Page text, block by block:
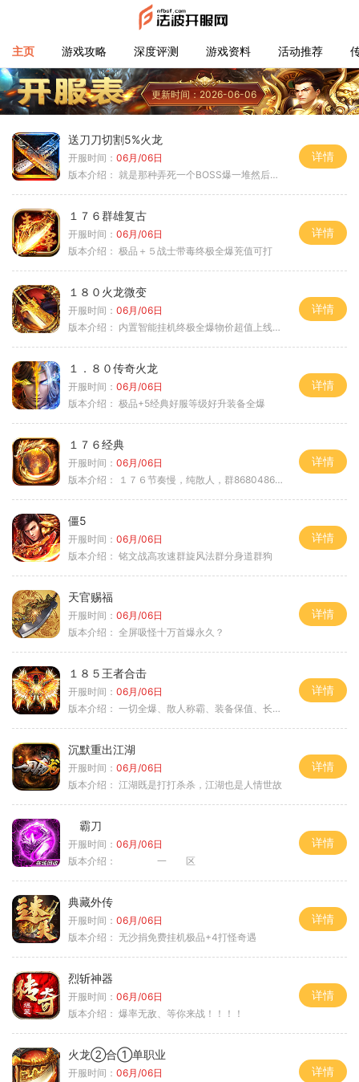
主页 游戏攻略 深度评测 游戏资料 活动推荐
更新时间：2026-06-06
送刀刀切割5%火龙
开服时间： 06月/06日
版本介绍： 就是那种弄死一个BOSS爆一堆然后就起飞
详情
１７６群雄复古
开服时间： 06月/06日
版本介绍： 极品＋５战士带毒终极全爆茺值可打
详情
１８０火龙微变
开服时间： 06月/06日
版本介绍： 内置智能挂机终极全爆物价超值上线送神器
详情
１．８０传奇火龙
开服时间： 06月/06日
版本介绍： 极品+5经典好服等级好升装备全爆
详情
１７６经典
开服时间： 06月/06日
版本介绍：
１７６节奏慢，纯散人，群868048665
详情
僵5
开服时间： 06月/06日
版本介绍： 铭文战高攻速群旋风法群分身道群狗
详情
天官赐福
开服时间： 06月/06日
版本介绍： 全屏吸怪十万首爆永久？
详情
１８５王者合击
开服时间： 06月/06日
版本介绍： 一切全爆、散人称霸、装备保值、长期耐玩
详情
沉默重出江湖
开服时间： 06月/06日
版本介绍： 江湖既是打打杀杀，江湖也是人情世故
详情
霸刀
开服时间： 06月/06日
版本介绍：
一 区
详情
典藏外传
开服时间： 06月/06日
版本介绍： 无沙捐免费挂机极品+4打怪奇遇
详情
烈斩神器
开服时间： 06月/06日
版本介绍： 爆率无敌、等你来战！！！！
详情
火龙②合①单职业
开服时间： 06月/06日
详情